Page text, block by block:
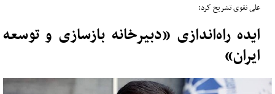
علی نقوی تشریح کرد:
ایده راه‌اندازی «دبیرخانه بازسازی و توسعه
ایران»